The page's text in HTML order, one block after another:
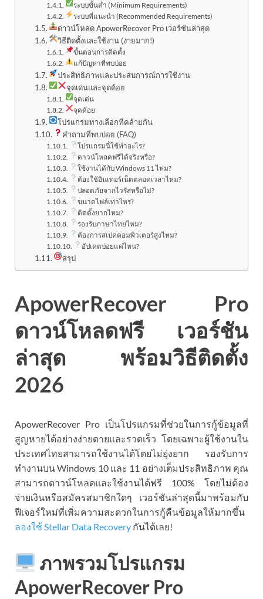
ระบบขั้นต่ำ (Minimum Requirements)
ระบบที่แนะนำ (Recommended Requirements)
ดาวน์โหลด ApowerRecover Pro เวอร์ชันล่าสุด
วิธีติดตั้งและใช้งาน (ง่ายมาก!)
ขั้นตอนการติดตั้ง
แก้ปัญหาที่พบบ่อย
ประสิทธิภาพและประสบการณ์การใช้งาน
จุดเด่นและจุดด้อย
จุดเด่น
จุดด้อย
โปรแกรมทางเลือกที่คล้ายกัน
คำถามที่พบบ่อย (FAQ)
โปรแกรมนี้ใช้ทำอะไร?
ดาวน์โหลดฟรีได้จริงหรือ?
ใช้งานได้กับ Windows 11 ไหม?
ต้องใช้อินเทอร์เน็ตตลอดเวลาไหม?
ปลอดภัยจากไวรัสหรือไม่?
ขนาดไฟล์เท่าไหร่?
ติดตั้งยากไหม?
รองรับภาษาไทยไหม?
ต้องการสเปคคอมพิวเตอร์สูงไหม?
อัปเดตบ่อยแค่ไหน?
สรุป
ApowerRecover Pro
ดาวน์โหลดฟรี เวอร์ชัน
ล่าสุด พร้อมวิธีติดตั้ง
2026
ApowerRecover Pro เป็นโปรแกรมที่ช่วยในการกู้ข้อมูลที่
สูญหายได้อย่างง่ายดายและรวดเร็ว โดยเฉพาะผู้ใช้งานใน
ประเทศไทยสามารถใช้งานได้โดยไม่ยุ่งยาก รองรับการ
ทำงานบน Windows 10 และ 11 อย่างเต็มประสิทธิภาพ คุณ
สามารถดาวน์โหลดและใช้งานได้ฟรี 100% โดยไม่ต้อง
จ่ายเงินหรือสมัครสมาชิกใดๆ เวอร์ชันล่าสุดนี้มาพร้อมกับ
ฟีเจอร์ใหม่ที่เพิ่มความสะดวกในการกู้คืนข้อมูลให้มากขึ้น
ลองใช้ Stellar Data Recovery กันได้เลย!
ภาพรวมโปรแกรม
ApowerRecover Pro